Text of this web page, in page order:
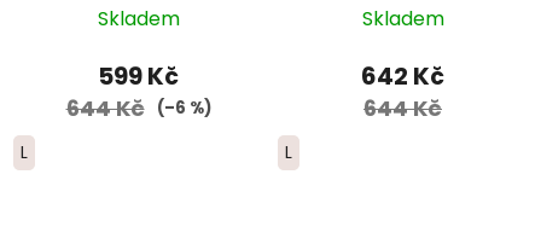
ultralightweight s
růžové
Skladem
599 Kč
644 Kč (–6 %)
L
Lightweight Merino -
Skladem
642 Kč
644 Kč
L